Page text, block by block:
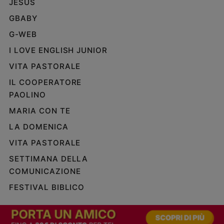
giovani
Adolescenza
Foto
Video
Privacy
JESUS
GBABY
G-WEB
I LOVE ENGLISH JUNIOR
VITA PASTORALE
IL COOPERATORE
PAOLINO
MARIA CON TE
LA DOMENICA
VITA PASTORALE
SETTIMANA DELLA
COMUNICAZIONE
FESTIVAL BIBLICO